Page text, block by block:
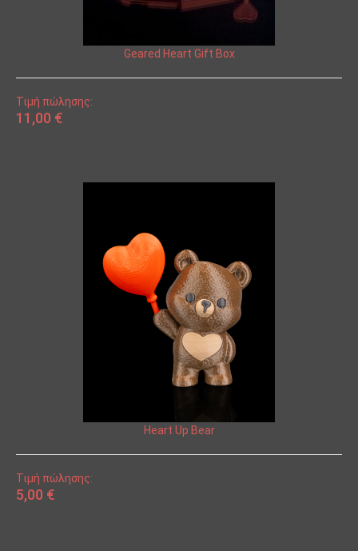
Geared Heart Gift Box
Τιμή πώλησης:
11,00 €
Heart Up Bear
Τιμή πώλησης:
5,00 €